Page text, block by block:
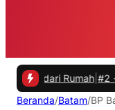
Rumah #2 -Masalah
Beranda/Batam/BP